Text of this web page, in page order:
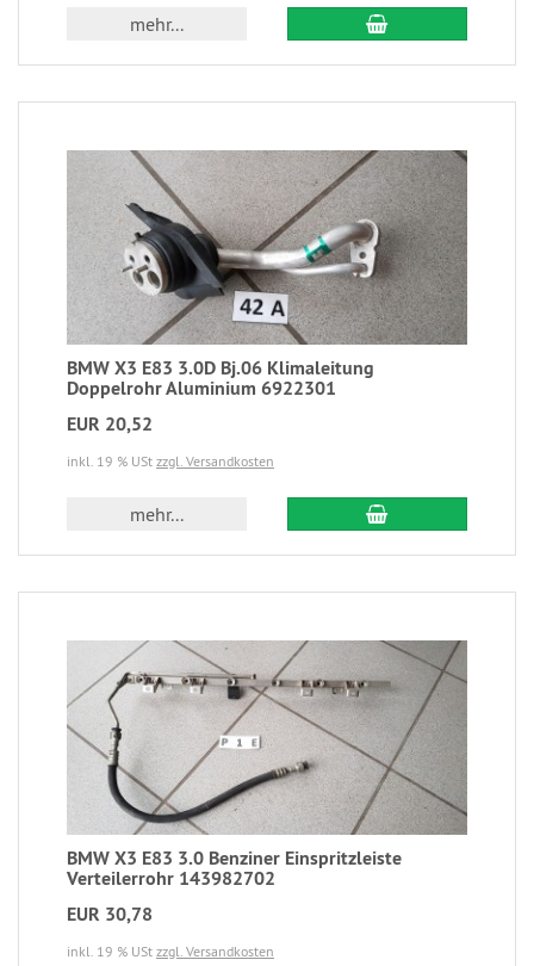
mehr...
BMW X3 E83 3.0D Bj.06 Klimaleitung
Doppelrohr Aluminium 6922301
EUR 20,52
inkl. 19 % USt zzgl. Versandkosten
mehr...
BMW X3 E83 3.0 Benziner Einspritzleiste
Verteilerrohr 143982702
EUR 30,78
inkl. 19 % USt zzgl. Versandkosten